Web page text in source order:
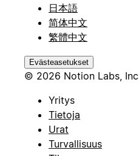
日本語
简体中文
繁體中文
Evästeasetukset
© 2026 Notion Labs,
Yritys
Tietoja
Urat
Turvallisuus